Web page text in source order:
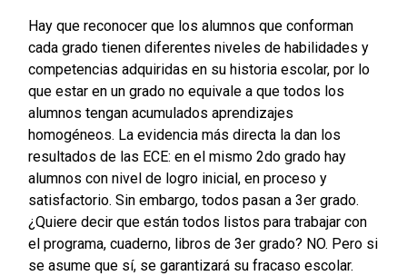
Hay que reconocer que los alumnos que conforman
cada grado tienen diferentes niveles de habilidades y
competencias adquiridas en su historia escolar, por lo
que estar en un grado no equivale a que todos los
alumnos tengan acumulados aprendizajes
homogéneos. La evidencia más directa la dan los
resultados de las ECE: en el mismo 2do grado hay
alumnos con nivel de logro inicial, en proceso y
satisfactorio. Sin embargo, todos pasan a 3er grado.
¿Quiere decir que están todos listos para trabajar con
el programa, cuaderno, libros de 3er grado? NO. Pero si
se asume que sí, se garantizará su fracaso escolar.